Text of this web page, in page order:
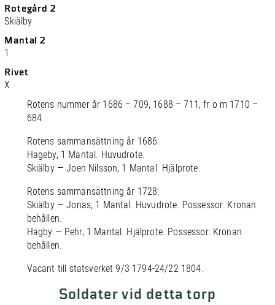
Rotegård 2
Skiälby
Mantal 2
1
Rivet
X
Rotens nummer år 1686 – 709, 1688 – 711, fr o m 1710 –
684.
Rotens sammansättning år 1686:
Hageby, 1 Mantal. Huvudrote.
Skiälby — Joen Nilsson, 1 Mantal. Hjälprote.
Rotens sammansättning år 1728:
Skiälby — Jonas, 1 Mantal. Huvudrote. Possessor: Kronan
behållen.
Hagby — Pehr, 1 Mantal. Hjälprote. Possessor: Kronan
behållen.
Vacant till statsverket 9/3 1794-24/22 1804.
Soldater vid detta torp